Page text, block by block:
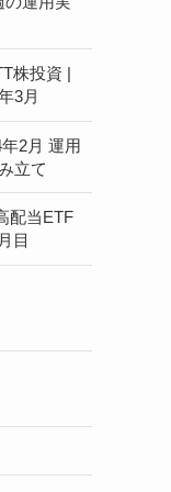
株投資 |
3月
2月 運用
立て
配当ETF
目